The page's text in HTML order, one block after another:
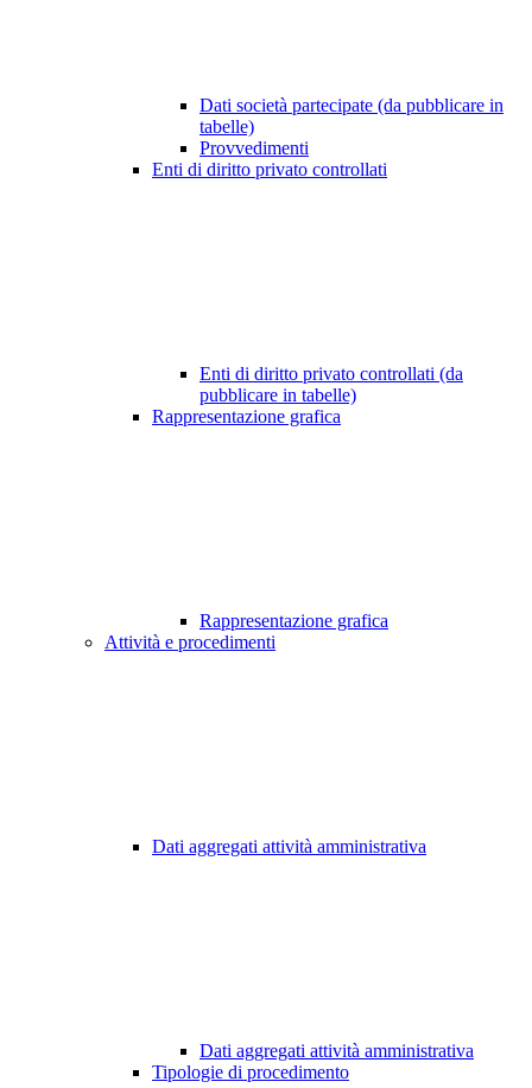
Dati società partecipate (da pubblicare in
tabelle)
Provvedimenti
Enti di diritto privato controllati
Enti di diritto privato controllati (da
pubblicare in tabelle)
Rappresentazione grafica
Rappresentazione grafica
Attività e procedimenti
Dati aggregati attività amministrativa
Dati aggregati attività amministrativa
Tipologie di procedimento